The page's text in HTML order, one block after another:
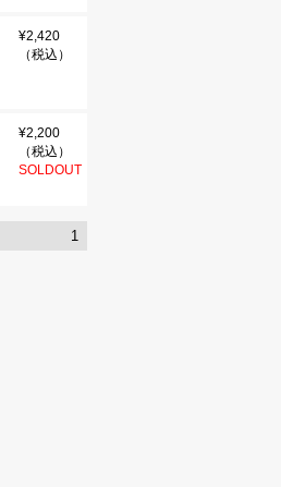
¥2,420
（税込）
¥2,200
（税込）
SOLDOUT
1